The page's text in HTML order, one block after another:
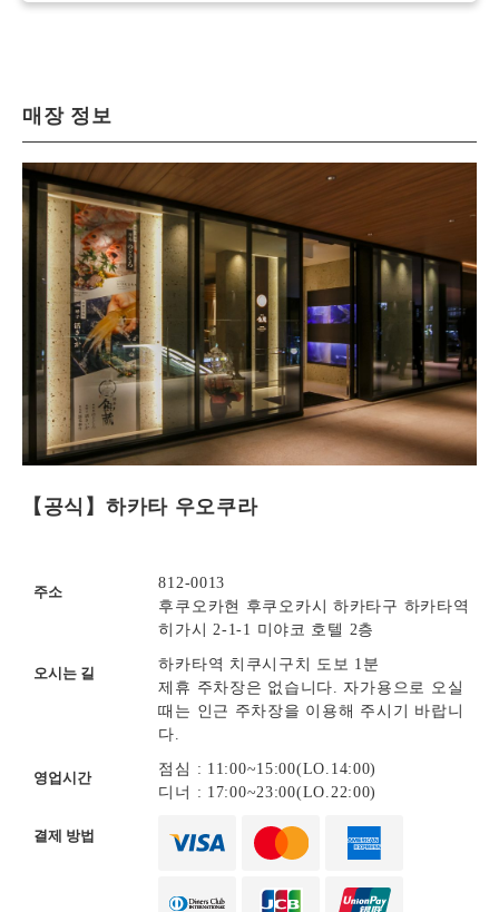
매장 정보
【공식】하카타 우오쿠라
주소
812-0013
후쿠오카현 후쿠오카시 하카타구 하카타역
히가시 2-1-1 미야코 호텔 2층
오시는 길
하카타역 치쿠시구치 도보 1분
제휴 주차장은 없습니다. 자가용으로 오실
때는 인근 주차장을 이용해 주시기 바랍니
다.
영업시간
점심 : 11:00~15:00(LO.14:00)
디너 : 17:00~23:00(LO.22:00)
결제 방법